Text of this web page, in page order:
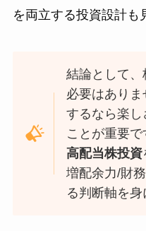
を両立する投資設計も
結論として
必要はあり
するなら楽
ことが重要で
高配当株投資
増配余力/財
る判断軸を